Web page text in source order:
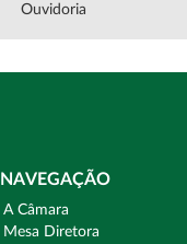
Ouvidoria
NAVEGAÇÃO
A Câmara
Mesa Diretora